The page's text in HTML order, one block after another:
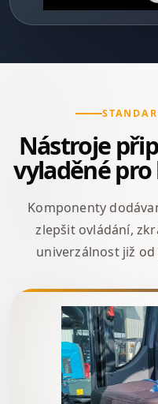
Nástroje
vyladěné
Komponenty
zlepšit ovládání,
univerzálnost již